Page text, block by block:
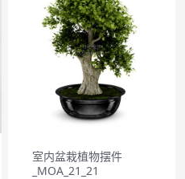
室内盆栽植物摆件
_MOA_21_21